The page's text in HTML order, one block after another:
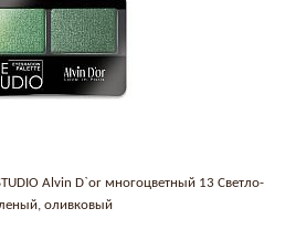
Alvin D`or многоцветный 13 Светло-
оливковый